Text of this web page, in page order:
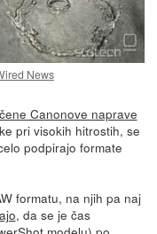
News
Canonove naprave
pri visokih hitrostih, se
podpirajo formate
formatu, na njih pa naj
, da se je čas